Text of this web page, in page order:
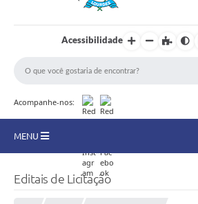
Acessibilidade
Acompanhe-nos:
MENU
Editais de Licitação